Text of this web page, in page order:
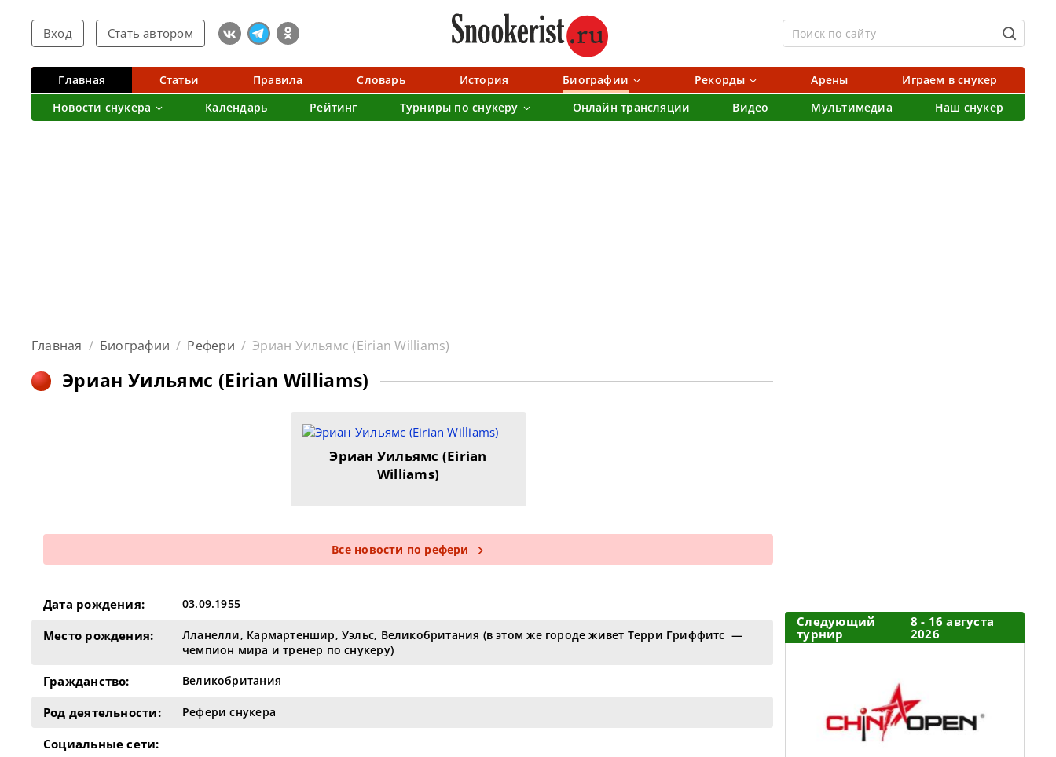
Вход Стать автором
Главная Статьи Правила Словарь История Биографии Рекорды Арены
Играем в снукер
Новости снукера
Календарь Рейтинг Турниры по снукеру Онлайн трансляции Видео Мультимедиа Наш снукер
Главная / Биографии / Рефери / Эриан Уильямс (Eirian Williams)
Эриан Уильямс (Eirian Williams)
Эриан Уильямс (Eirian
Williams)
Все новости по рефери
Дата рождения: 03.09.1955
Место рождения:
Лланелли, Кармартеншир, Уэльс, Великобритания (в этом же городе живет Терри Гриффитс —
чемпион мира и тренер по снукеру)
Гражданство: Великобритания
Род деятельности: Рефери снукера
Социальные сети:
Следующий
турнир
8 - 16 августа
2026